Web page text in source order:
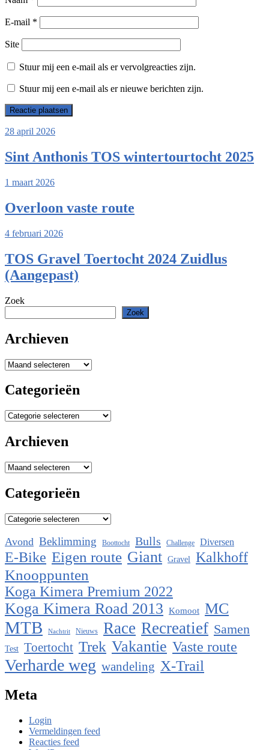
E-mail *
Site
Stuur mij een e-mail als er vervolgreacties zijn.
Stuur mij een e-mail als er nieuwe berichten zijn.
28 april 2026
Sint Anthonis TOS wintertourtocht 2025
1 maart 2026
Overloon vaste route
4 februari 2026
TOS Gravel Toertocht 2024 Zuidlus
(Aangepast)
Zoek
Zoek
Archieven
Archieven
Categorieën
Categorieën
Archieven
Archieven
Categorieën
Categorieën
Avond Beklimming Boottocht Bulls Challenge Diversen
E-Bike Eigen route Giant Gravel Kalkhoff
Knooppunten
Koga Kimera Premium 2022
Koga Kimera Road 2013 Komoot MC
MTB Nachtrit Nieuws Race Recreatief Samen
Test Toertocht Trek Vakantie Vaste route
Verharde weg wandeling X-Trail
Meta
Login
Vermeldingen feed
Reacties feed